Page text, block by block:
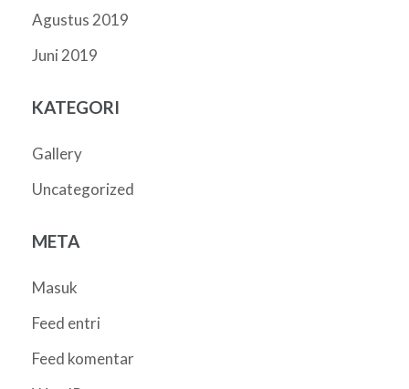
Agustus 2019
Juni 2019
KATEGORI
Gallery
Uncategorized
META
Masuk
Feed entri
Feed komentar